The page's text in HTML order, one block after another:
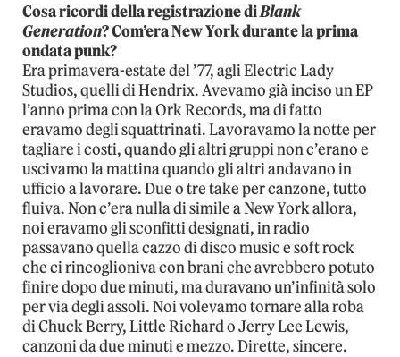
Cosa ricordi della registrazione diBlank
Generation? Com’era New York durante la prima
ondata punk?
Era primavera-estate del ’77, agli Electric Lady
Studios, quelli di Hendrix. Avevamo già inciso un EP
l’anno prima con la Ork Records, ma di fatto
eravamo degli squattrinati. Lavoravamo la notte per
tagliare i costi, quando gli altri gruppi non c’erano e
uscivamo la mattina quando gli altri andavano in
ufficio a lavorare. Due o tre take per canzone, tutto
fluiva. Non c’era nulla di simile a New York allora,
noi eravamo gli sconfitti designati, in radio
passavano quella cazzo di disco music e soft rock
che ci rincoglioniva con brani che avrebbero potuto
finire dopo due minuti, ma duravano un’infinità solo
per via degli assoli. Noi volevamo tornare alla roba
di Chuck Berry, Little Richard o Jerry Lee Lewis,
canzoni da due minuti e mezzo. Dirette, sincere.